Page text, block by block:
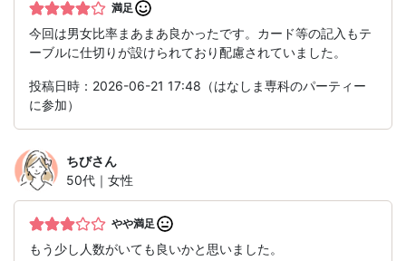
満足
今回は男女比率まあまあ良かったです。カード等の記入もテ
ーブルに仕切りが設けられており配慮されていました。
投稿日時：2026-06-21 17:48（はなしま専科のパーティー
に参加）
ちびさん
50代｜女性
やや満足
もう少し人数がいても良いかと思いました。